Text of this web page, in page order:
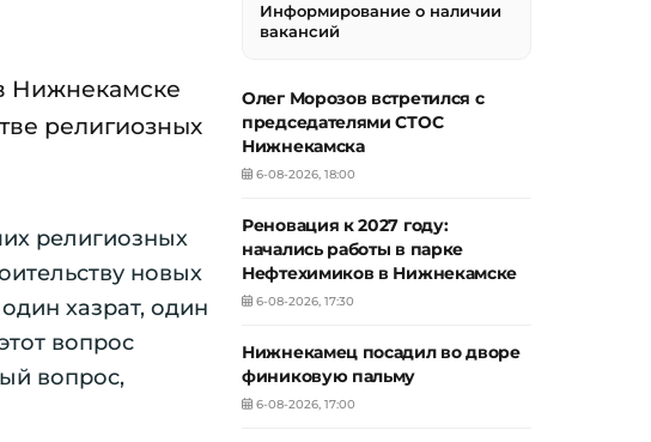
Нижнекамске
религиозных
религиозных
новых
хазрат, один
вопрос
вопрос,
Информирование о наличии
вакансий
Олег Морозов встретился с
председателями СТОС
Нижнекамска
6-08-2026, 18:00
Реновация к 2027 году:
начались работы в парке
Нефтехимиков в Нижнекамске
6-08-2026, 17:30
Нижнекамец посадил во дворе
финиковую пальму
6-08-2026, 17:00